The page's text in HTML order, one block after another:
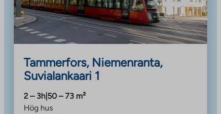
Tammerfors, Niemenranta,
Suvialankaari 1
2 – 3h 50 – 73 m²
Hög hus